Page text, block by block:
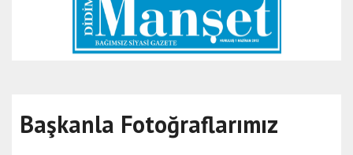
Başkanla Fotoğraflarımız